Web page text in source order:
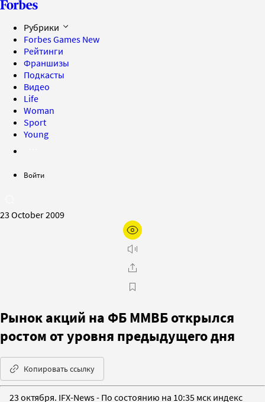
Рубрики
Forbes Games New
Рейтинги
Франшизы
Подкасты
Видео
Life
Woman
Sport
Young
Войти
23 October 2009
Рынок акций на ФБ ММВБ открылся
ростом от уровня предыдущего дня
Копировать ссылку
23 октября. IFX-News - По состоянию на 10:35 мск индекс